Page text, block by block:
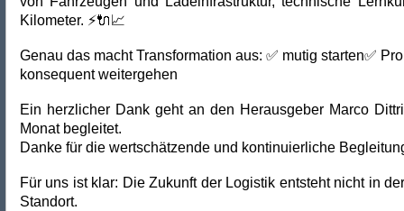
Kilometer. ⚡🔌📈
Genau das macht Transformation aus: ✅ mutig starten✅
konsequent weitergehen
Ein herzlicher Dank geht an den Herausgeber Marco
Monat begleitet.
Danke für die wertschätzende und kontinuierliche
Für uns ist klar: Die Zukunft der Logistik entsteht nicht in
Standort.